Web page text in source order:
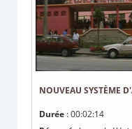
NOUVEAU SYSTÈME
Durée : 00:02:14